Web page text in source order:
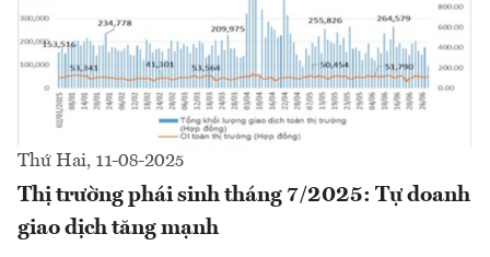
Thứ Hai, 11-08-2025
Thị trường phái sinh tháng 7/2025: Tự doanh
giao dịch tăng mạnh